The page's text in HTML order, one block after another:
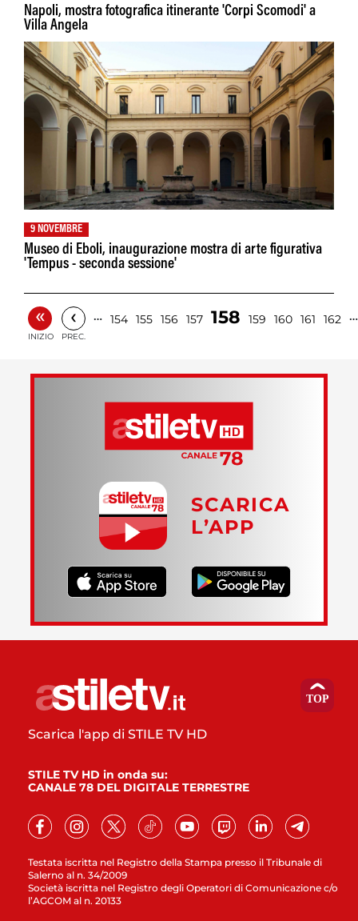
Napoli, mostra fotografica itinerante 'Corpi Scomodi' a
Villa Angela
9 NOVEMBRE
Museo di Eboli, inaugurazione mostra di arte figurativa
'Tempus - seconda sessione'
«
INIZIO
‹
PREC.
… 154 155 156 157 158 159 160 161 162 …
SCARICA
L’APP
Testata iscritta nel Registro della Stampa presso il Tribunale di
Salerno al n. 34/2009
Società iscritta nel Registro degli Operatori di Comunicazione c/o
l’AGCOM al n. 20133
Scarica l'app di STILE TV HD
STILE TV HD in onda su:
CANALE 78 DEL DIGITALE TERRESTRE